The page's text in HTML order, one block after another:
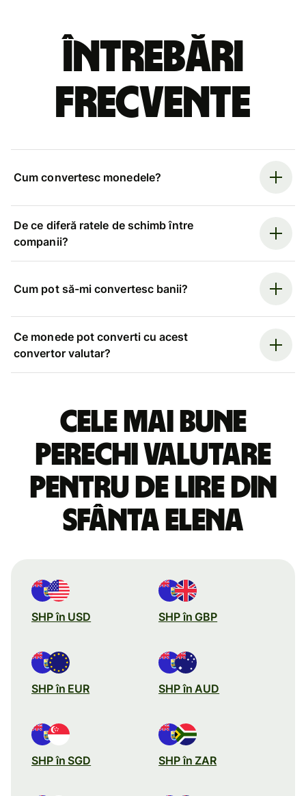
Întrebări
frecvente
Cum convertesc monedele?
De ce diferă ratele de schimb între
companii?
Cum pot să-mi convertesc banii?
Ce monede pot converti cu acest
convertor valutar?
Cele mai bune
perechi valutare
pentru de lire din
Sfânta Elena
SHP în USD SHP în GBP
SHP în EUR SHP în AUD
SHP în SGD SHP în ZAR